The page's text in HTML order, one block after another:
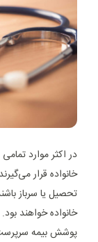
خانواده قرار
خانواده خواهند
پوشش بیمه سرپرست